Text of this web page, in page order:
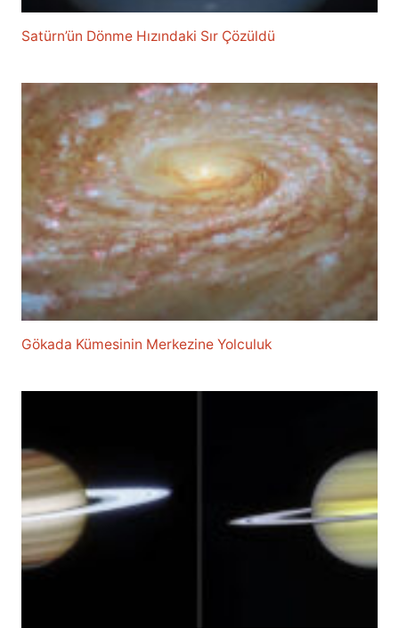
Satürn’ün Dönme Hızındaki Sır Çözüldü
Gökada Kümesinin Merkezine Yolculuk